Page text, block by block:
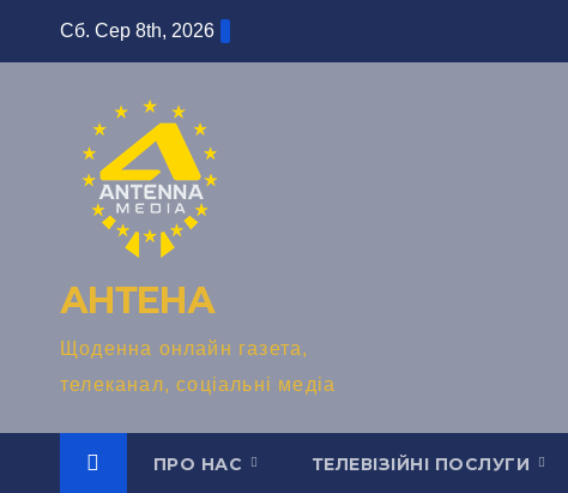
Сб. Сер 8th, 2026
АНТЕНА
Щоденна онлайн газета,
телеканал, соціальні медіа
ПРО НАС ТЕЛЕВІЗІЙНІ ПОСЛУГИ